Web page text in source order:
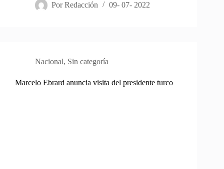
Por Redacción 09- 07- 2022
Nacional, Sin categoría
Marcelo Ebrard anuncia visita del presidente turco